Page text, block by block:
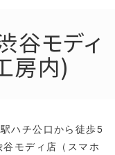
谷モディ
房内)
ハチ公口から徒歩5
モディ店（スマホ